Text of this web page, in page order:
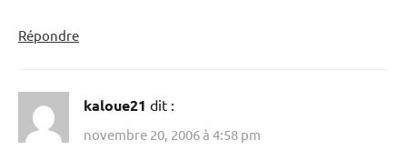
Répondre
kaloue21 dit :
novembre 20, 2006 à 4:58 pm